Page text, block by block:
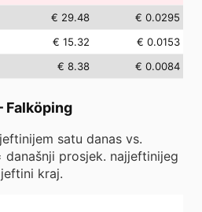
€ 29.48
€ 0.0295
€ 15.32
€ 0.0153
€ 8.38 € 0.0084
Falköping
satu danas vs.
današnji prosjek. najjeftinijeg
kraj.